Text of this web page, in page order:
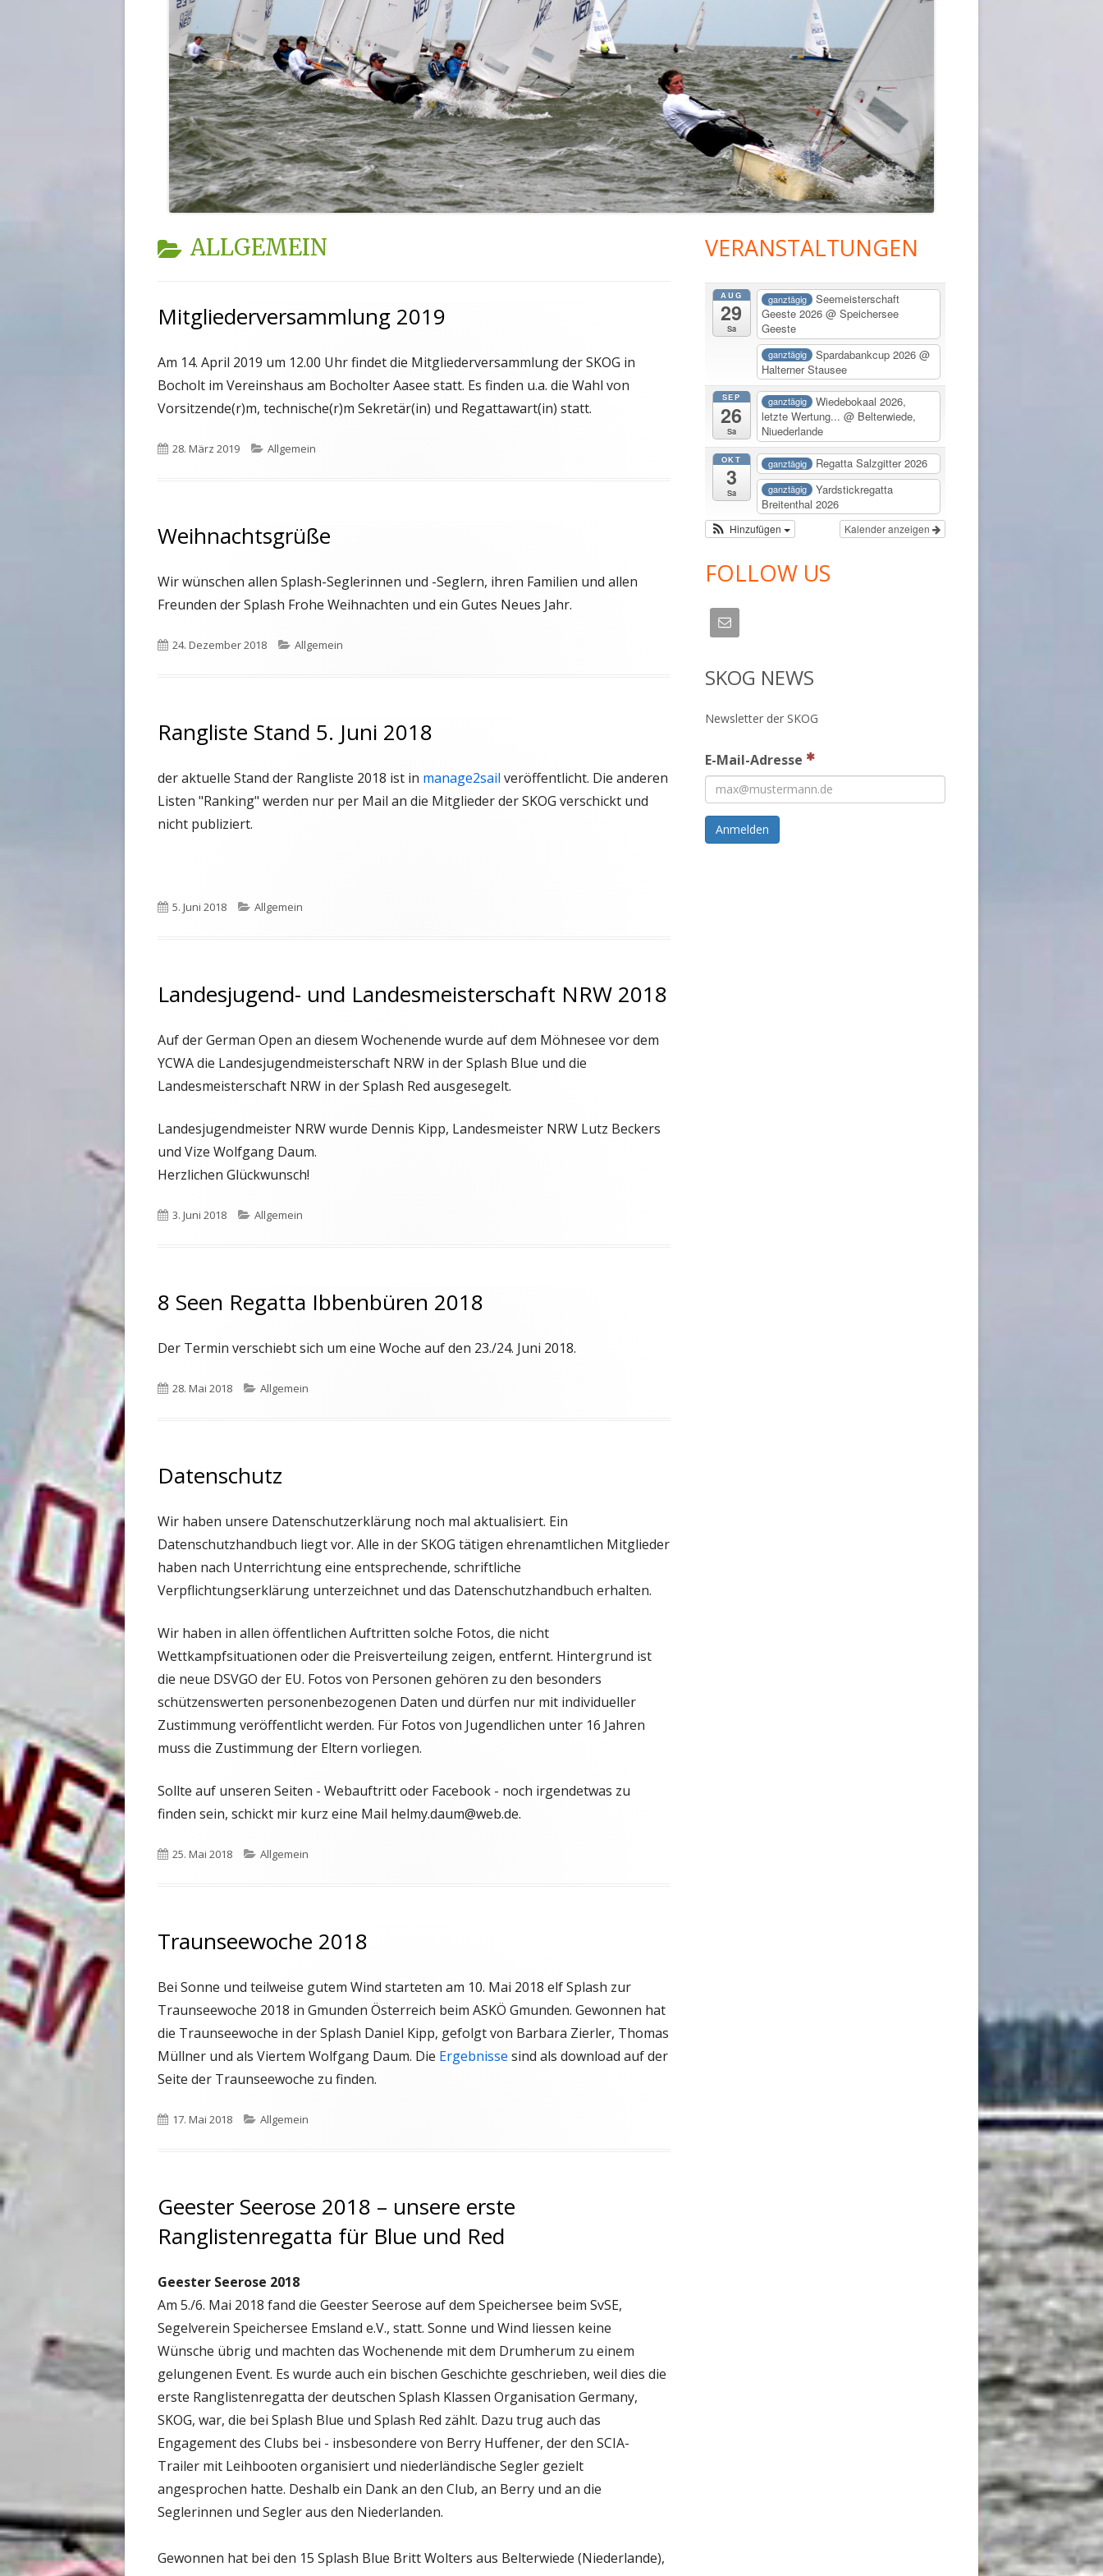
2014
KATEGORIE:
ALLGEMEIN
Mitgliederversammlung 2019
Am 14. April 2019 um 12.00 Uhr findet die Mitgliederversammlung der SKOG in
Bocholt im Vereinshaus am Bocholter Aasee statt. Es finden u.a. die Wahl von
Vorsitzende(r)m, technische(r)m Sekretär(in) und Regattawart(in) statt.
Veröffentlicht
28. März 2019 Kategorien
Allgemein
Weihnachtsgrüße
Wir wünschen allen Splash-Seglerinnen und -Seglern, ihren Familien und allen
Freunden der Splash Frohe Weihnachten und ein Gutes Neues Jahr.
Veröffentlicht
24. Dezember 2018 Kategorien
Allgemein
Rangliste Stand 5. Juni 2018
der aktuelle Stand der Rangliste 2018 ist in manage2sail veröffentlicht. Die anderen
Listen "Ranking" werden nur per Mail an die Mitglieder der SKOG verschickt und
nicht publiziert.
Veröffentlicht
5. Juni 2018 Kategorien
Allgemein
Landesjugend- und Landesmeisterschaft NRW 2018
Auf der German Open an diesem Wochenende wurde auf dem Möhnesee vor dem
YCWA die Landesjugendmeisterschaft NRW in der Splash Blue und die
Landesmeisterschaft NRW in der Splash Red ausgesegelt.
Landesjugendmeister NRW wurde Dennis Kipp, Landesmeister NRW Lutz Beckers
und Vize Wolfgang Daum.
Herzlichen Glückwunsch!
Veröffentlicht
3. Juni 2018 Kategorien
Allgemein
8 Seen Regatta Ibbenbüren 2018
Der Termin verschiebt sich um eine Woche auf den 23./24. Juni 2018.
Veröffentlicht
28. Mai 2018 Kategorien
Allgemein
Datenschutz
Wir haben unsere Datenschutzerklärung noch mal aktualisiert. Ein
Datenschutzhandbuch liegt vor. Alle in der SKOG tätigen ehrenamtlichen Mitglieder
haben nach Unterrichtung eine entsprechende, schriftliche
Verpflichtungserklärung unterzeichnet und das Datenschutzhandbuch erhalten.
Wir haben in allen öffentlichen Auftritten solche Fotos, die nicht
Wettkampfsituationen oder die Preisverteilung zeigen, entfernt. Hintergrund ist
die neue DSVGO der EU. Fotos von Personen gehören zu den besonders
schützenswerten personenbezogenen Daten und dürfen nur mit individueller
Zustimmung veröffentlicht werden. Für Fotos von Jugendlichen unter 16 Jahren
muss die Zustimmung der Eltern vorliegen.
Sollte auf unseren Seiten - Webauftritt oder Facebook - noch irgendetwas zu
finden sein, schickt mir kurz eine Mail helmy.daum@web.de.
Veröffentlicht
25. Mai 2018 Kategorien
Allgemein
Traunseewoche 2018
Bei Sonne und teilweise gutem Wind starteten am 10. Mai 2018 elf Splash zur
Traunseewoche 2018 in Gmunden Österreich beim ASKÖ Gmunden. Gewonnen hat
die Traunseewoche in der Splash Daniel Kipp, gefolgt von Barbara Zierler, Thomas
Müllner und als Viertem Wolfgang Daum. Die Ergebnisse sind als download auf der
Seite der Traunseewoche zu finden.
Veröffentlicht
17. Mai 2018 Kategorien
Allgemein
Geester Seerose 2018 – unsere erste
Ranglistenregatta für Blue und Red
Geester Seerose 2018
Am 5./6. Mai 2018 fand die Geester Seerose auf dem Speichersee beim SvSE,
Segelverein Speichersee Emsland e.V., statt. Sonne und Wind liessen keine
Wünsche übrig und machten das Wochenende mit dem Drumherum zu einem
gelungenen Event. Es wurde auch ein bischen Geschichte geschrieben, weil dies die
erste Ranglistenregatta der deutschen Splash Klassen Organisation Germany,
SKOG, war, die bei Splash Blue und Splash Red zählt. Dazu trug auch das
Engagement des Clubs bei - insbesondere von Berry Huffener, der den SCIA-
Trailer mit Leihbooten organisiert und niederländische Segler gezielt
angesprochen hatte. Deshalb ein Dank an den Club, an Berry und an die
Seglerinnen und Segler aus den Niederlanden.
Gewonnen hat bei den 15 Splash Blue Britt Wolters aus Belterwiede (Niederlande),
Haupt-
Seitenleiste
VERANSTALTUNGEN
AUG
29
Sa
ganztägig
Seemeisterschaft
Geeste 2026 @ Speichersee
Geeste
ganztägig Spardabankcup 2026@
Halterner Stausee
SEP
26
Sa
ganztägig
Wiedebokaal 2026,
letzte Wertung... @ Belterwiede,
Niuederlande
OKT
3
Sa
ganztägig Regatta Salzgitter 2026
ganztägig
Yardstickregatta
Breitenthal 2026
Kalender anzeigen
Hinzufügen
FOLLOW US
SKOG NEWS
Newsletter der SKOG
E-Mail-Adresse
Anmelden